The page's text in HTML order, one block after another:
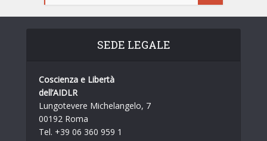
SEDE LEGALE
Coscienza e Libertà
dell’AIDLR
Lungotevere Michelangelo, 7
00192 Roma
Tel. +39 06 360 959 1